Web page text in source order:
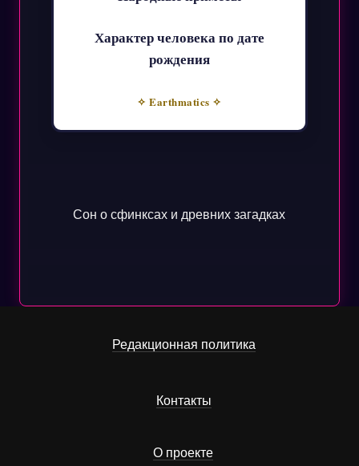
Характер человека по дате
рождения
✧ Earthmatics ✧
Сон о сфинксах и древних загадках
Редакционная политика
Контакты
О проекте